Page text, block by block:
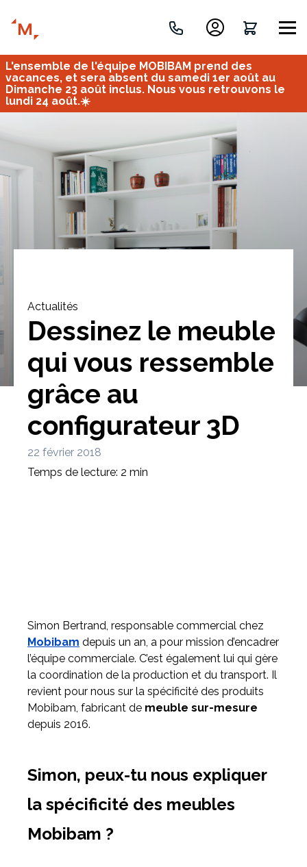
Inspirez-vous du catalogue
Personnalisez nos modèles pour créer le meuble qui vous
ressemble.
Bibliothèque
Meuble d'angle
OU
Créez votre projet de A à Z
Imaginez et concevez un meuble 100% unique.
L'ensemble de l'équipe MOBIBAM prend des
vacances, et sera absent du samedi 1er août au
Dimanche 23 août inclus. Nous vous retrouvons le
lundi 24 août.☀️
Actualités
Dessinez le meuble
qui vous ressemble
grâce au
configurateur 3D
22 février 2018
Temps de lecture: 2 min
Simon Bertrand, responsable commercial chez
Mobibam depuis un an, a pour mission d’encadrer
l’équipe commerciale. C’est également lui qui gère
la coordination de la production et du transport. Il
revient pour nous sur la spécificité des produits
Mobibam, fabricant de meuble sur-mesure
depuis 2016.
Simon, peux-tu nous expliquer
la spécificité des meubles
Mobibam ?